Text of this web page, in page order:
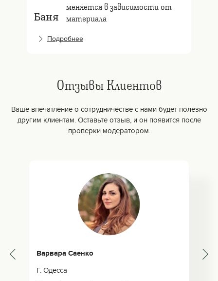
Баня
меняется в зависимости от
материала
Подробнее
Отзывы Клиентов
Ваше впечатление о сотрудничестве с нами будет полезно
другим клиентам. Оставьте отзыв, и он появится после
проверки модератором.
Варвара Саенко
Г. Одесса